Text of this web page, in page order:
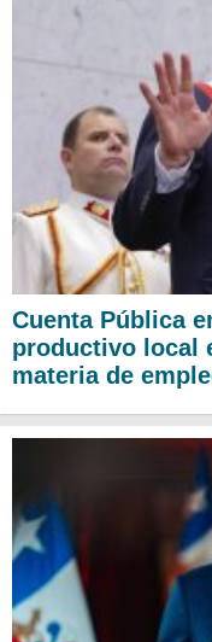
Cuenta Pública
productivo local
materia de